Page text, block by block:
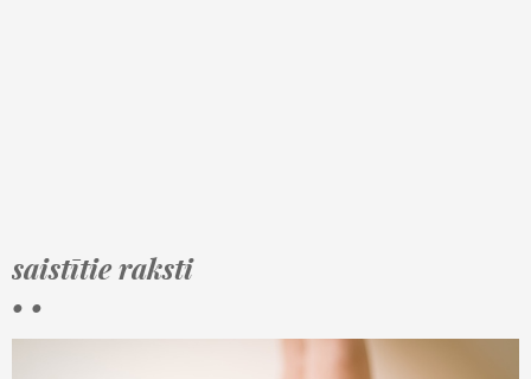
saistītie raksti
• •